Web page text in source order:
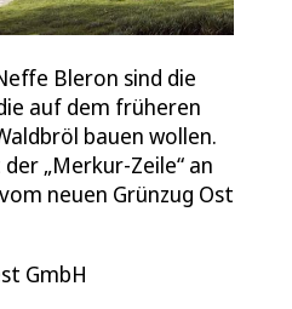
Bleron sind die
auf dem früheren
bauen wollen.
„Merkur-Zeile“ an
neuen Grünzug Ost
GmbH